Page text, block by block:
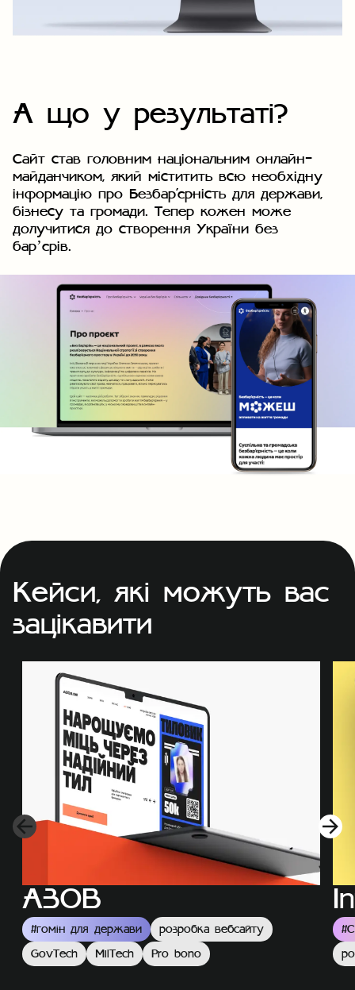
А що у результаті?
Сайт став головним національним онлайн-
майданчиком, який міститить всю необхідну
інформацію про Безбар'єрність для держави,
бізнесу та громади. Тепер кожен може
долучитися до створення України без
барʼєрів.
Кейси, які можуть вас
зацікавити
АЗОВ
#гомін для держави
розробка вебсайту
GovTech
MilTech Pro bono
#